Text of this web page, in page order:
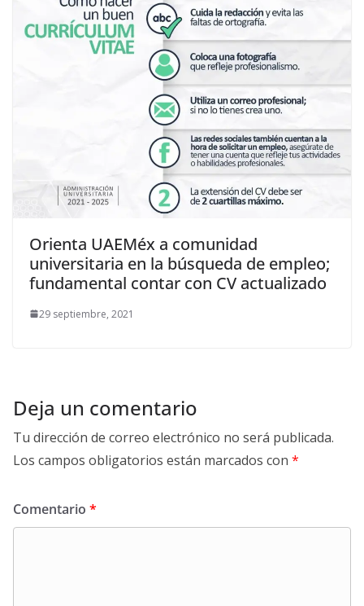
Orienta UAEMéx a comunidad
universitaria en la búsqueda de empleo;
fundamental contar con CV actualizado
29 septiembre, 2021
Deja un comentario
Tu dirección de correo electrónico no será publicada.
Los campos obligatorios están marcados con *
Comentario *